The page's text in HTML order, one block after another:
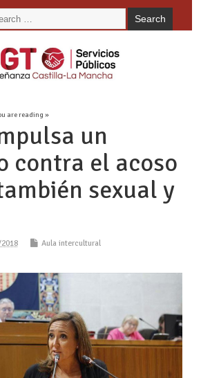
are reading »
un
contra el acoso
sexual y
Aula intercultural